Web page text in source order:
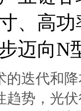
、高
迈向N
的迭代和
趋势，光